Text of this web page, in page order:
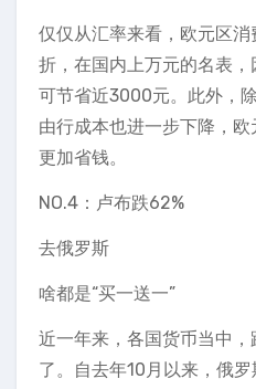
仅仅从汇率来看，欧元区
折，在国内上万元的名表
可节省近3000元。此外，
由行成本也进一步下降，
更加省钱。
NO.4：卢布跌62%
去俄罗斯
啥都是“买一送一”
近一年来，各国货币当中
了。自去年10月以来，俄